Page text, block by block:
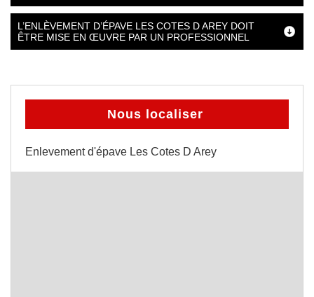
L’ENLÈVEMENT D’ÉPAVE LES COTES D AREY DOIT
ÊTRE MISE EN ŒUVRE PAR UN PROFESSIONNEL
Nous localiser
Enlevement d'épave Les Cotes D Arey